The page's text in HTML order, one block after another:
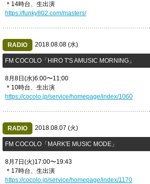
＊14時台、生出演
https://funky802.com/masters/
RADIO 2018.08.08 (水)
​FM COCOLO「HIRO T'S AMUSIC MORNING」
8月8日(水)6:00〜11:00
＊10時台、生出演
https://cocolo.jp/service/homepage/index/1060
RADIO 2018.08.07 (火)
​FM COCOLO「MARK'E MUSIC MODE」
8月7日(火)17:00〜19:43
＊17時台、生出演
https://cocolo.jp/service/homepage/index/1170